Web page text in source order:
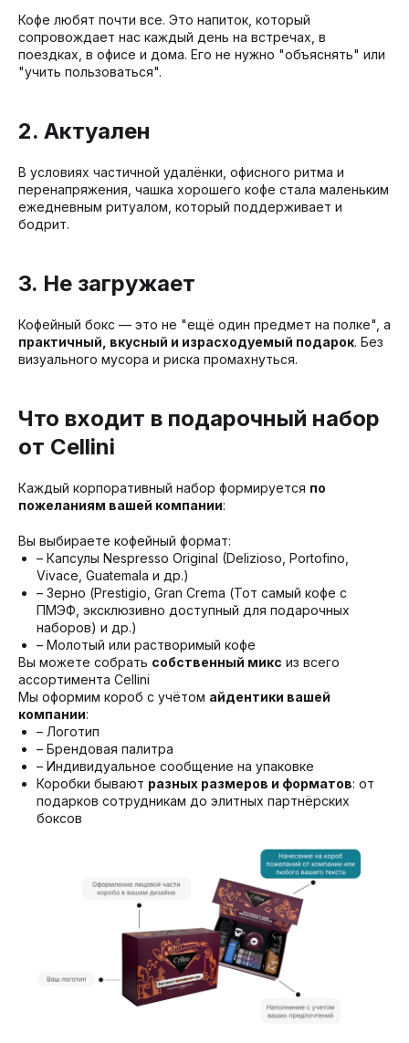
Кофе любят почти все. Это напиток, который
сопровождает нас каждый день на встречах, в
поездках, в офисе и дома. Его не нужно "объяснять" или
"учить пользоваться".
2. Актуален
В условиях частичной удалёнки, офисного ритма и
перенапряжения, чашка хорошего кофе стала маленьким
ежедневным ритуалом, который поддерживает и
бодрит.
3. Не загружает
Кофейный бокс — это не "ещё один предмет на полке", а
практичный, вкусный и израсходуемый подарок. Без
визуального мусора и риска промахнуться.
Что входит в подарочный набор
от Cellini
Каждый корпоративный набор формируется по
пожеланиям вашей компании:
Вы выбираете кофейный формат:
– Капсулы Nespresso Original (Delizioso, Portofino,
Vivace, Guatemala и др.)
– Зерно (Prestigio, Gran Crema (Тот самый кофе с
ПМЭФ, эксклюзивно доступный для подарочных
наборов) и др.)
– Молотый или растворимый кофе
Вы можете собрать собственный микс из всего
ассортимента Cellini
Мы оформим короб с учётом айдентики вашей
компании:
– Логотип
– Брендовая палитра
– Индивидуальное сообщение на упаковке
Коробки бывают разных размеров и форматов: от
подарков сотрудникам до элитных партнёрских
боксов